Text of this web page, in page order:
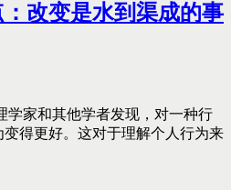
改变是水到渠成的事
学家和其他学者发现，对一种行
得更好。这对于理解个人行为来